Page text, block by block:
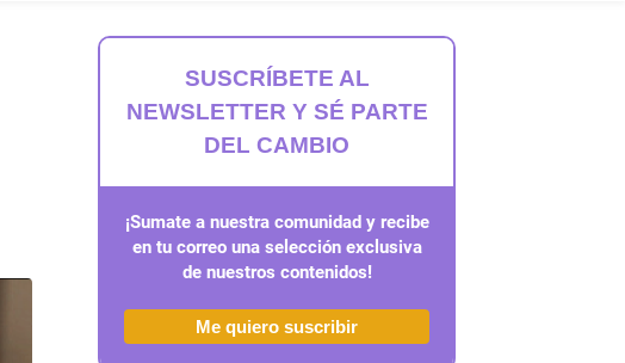
SUSCRÍBETE AL
NEWSLETTER Y SÉ PARTE
DEL CAMBIO
¡Sumate a nuestra comunidad y recibe
en tu correo una selección exclusiva
de nuestros contenidos!
Me quiero suscribir